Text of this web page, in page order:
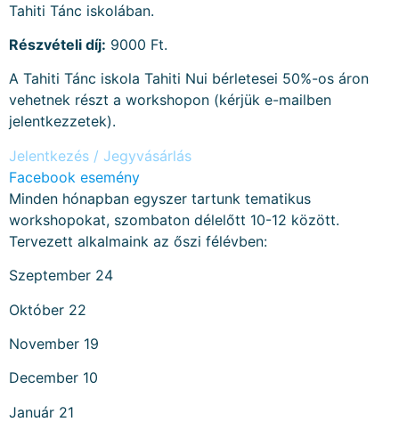
Tahiti Tánc iskolában.
Részvételi díj: 9000 Ft.
A Tahiti Tánc iskola Tahiti Nui bérletesei 50%-os áron
vehetnek részt a workshopon (kérjük e-mailben
jelentkezzetek).
Jelentkezés / Jegyvásárlás
Facebook esemény
Minden hónapban egyszer tartunk tematikus
workshopokat, szombaton délelőtt 10-12 között.
Tervezett alkalmaink az őszi félévben:
Szeptember 24
Október 22
November 19
December 10
Január 21